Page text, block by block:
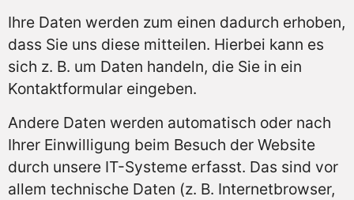
Ihre Daten werden zum einen dadurch erhoben,
dass Sie uns diese mitteilen. Hierbei kann es
sich z. B. um Daten handeln, die Sie in ein
Kontaktformular eingeben.
Andere Daten werden automatisch oder nach
Ihrer Einwilligung beim Besuch der Website
durch unsere IT-Systeme erfasst. Das sind vor
allem technische Daten (z. B. Internetbrowser,